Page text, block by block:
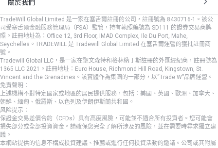
關於我們
TradeWill Global Limited 是一家在塞舌爾註冊的公司，註冊號為 8430716-1。該公
司受塞舌爾金融服務管理局（FSA）監管，持有執照編號為 SD111 的證券交易商牌
照。註冊地址為：Office 12, 3rd Floor, IMAD Complex, Ile Du Port, Mahe,
Seychelles。TRADEWILL 是 Tradewill Global Limited 在塞舌爾運營的獲批註冊商
號。
Tradewill Global LLC，是一家在聖文森特和格林納丁斯註冊的外匯經紀商，註冊號為
1365 LLC 2021。註冊地址：Euro House, Richmond Hill Road, Kingstown, St.
Vincent and the Grenadines。該實體作為集團的一部分，以“Trade W”品牌運營。
免責聲明：
上述機構不對特定國家或地區的居民提供服務，包括：美國、英國、歐洲、加拿大、
朝鮮、緬甸、俄羅斯、以色列及伊朗伊斯蘭共和國。
风险提示：
保證金交易差價合約（CFDs）具有高度風險，可能並不適合所有投資者。您可能會
損失部分或全部投資資金。請確保您完全了解所涉及的風險，並在需要時尋求獨立建
議。
本網站提供的信息不構成投資建議、推薦或進行任何投資活動的邀請。公司或其附屬